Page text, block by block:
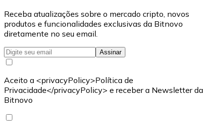
Receba atualizações sobre o mercado cripto, novos
produtos e funcionalidades exclusivas da Bitnovo
diretamente no seu email.
Assinar
Aceito a <privacyPolicy>Política de
Privacidade</privacyPolicy> e receber a Newsletter da
Bitnovo